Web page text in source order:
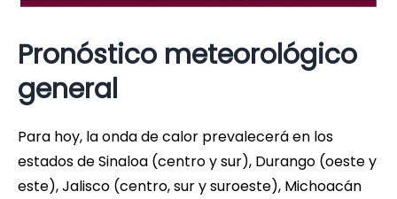
Pronóstico meteorológico
general
Para hoy, la onda de calor prevalecerá en los
estados de Sinaloa (centro y sur), Durango (oeste y
este), Jalisco (centro, sur y suroeste), Michoacán